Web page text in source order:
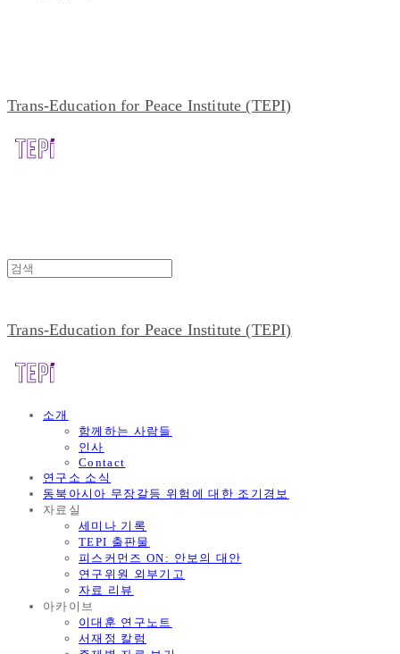
Trans-Education for Peace Institute (TEPI)
Trans-Education for Peace Institute (TEPI)
소개
함께하는 사람들
인사
Contact
연구소 소식
동북아시아 무장갈등 위험에 대한 조기경보
자료실
세미나 기록
TEPI 출판물
피스커먼즈 ON: 안보의 대안
연구위원 외부기고
자료 리뷰
아카이브
이대훈 연구노트
서재정 칼럼